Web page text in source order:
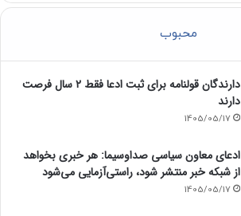
محبوب
دارندگان قولنامه برای ثبت ادعا فقط ۲ سال فرصت
دارند
1405/05/17
ادعای معاون سیاسی صداوسیما: هر خبری بخواهد
از شبکه خبر منتشر شود، راستی‌آزمایی می‌شود
1405/05/17